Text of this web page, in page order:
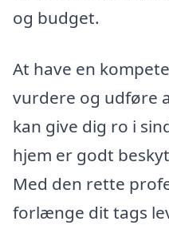
og budget.
At have en
vurdere og udføre
kan give dig ro i
hjem er godt
Med den rette
forlænge dit tags